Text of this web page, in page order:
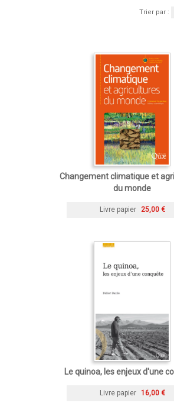
Trier par :
Changement climatique et
du monde
Livre papier 25,00 €
Le quinoa, les enjeux d'une
Livre papier 16,00 €